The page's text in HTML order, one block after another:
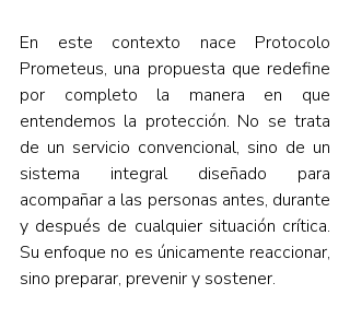
En este contexto nace Protocolo
Prometeus, una propuesta que redefine
por completo la manera en que
entendemos la protección. No se trata
de un servicio convencional, sino de un
sistema integral diseñado para
acompañar a las personas antes, durante
y después de cualquier situación crítica.
Su enfoque no es únicamente reaccionar,
sino preparar, prevenir y sostener.